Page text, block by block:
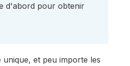
d'abord pour obtenir
et peu importe les